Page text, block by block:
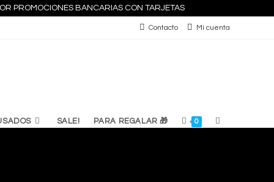
PROMOCIONES BANCARIAS CON TARJETAS
Contacto Mi cuenta
SALE! PARA REGALAR 🎁 0 ALTERNAR